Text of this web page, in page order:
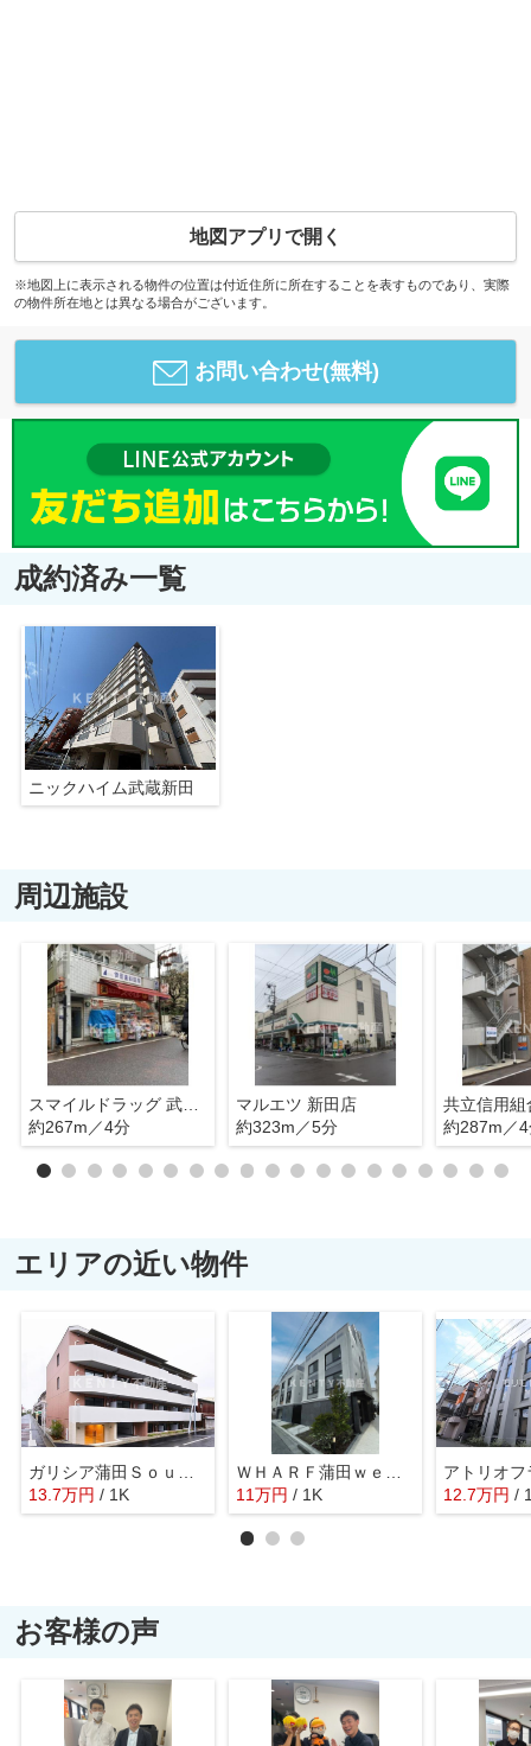
地図アプリで開く
※地図上に表示される物件の位置は付近住所に所在することを表すものであり、実際
の物件所在地とは異なる場合がございます。
お問い合わせ(無料)
成約済み一覧
ニックハイム武蔵新田
周辺施設
スマイルドラッグ 武蔵新田店
約267m／4分
マルエツ 新田店
約323m／5分
約287m／
エリアの近い物件
ガリシア蒲田Ｓｏｕｔｈ
13.7万円 / 1K
ＷＨＡＲＦ蒲田ｗｅｓｔ
11万円 / 1K
アトリオ
12.7万円 /
お客様の声